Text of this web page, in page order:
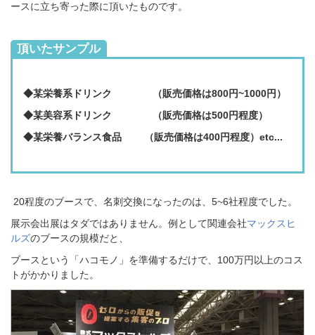
ースに立ち寄った際に頂いたものです。
頂いたサンプル
◆某栄養系ドリンク （販売価格は800円~1000円）
◆某美容系ドリンク
（販売価格は500円程度）
◆某栄養バランス食品 （販売価格は400円程度） etc...
20程度のブースで、 名刺交換になったのは、5~6社程度でした。
展示会出展はタダではありません。 例として関連会社マックスヒ
ルズのブースの規模だと、
ブースという「ハコモノ」を準備するだけで、100万円以上のコス
トがかかりました。